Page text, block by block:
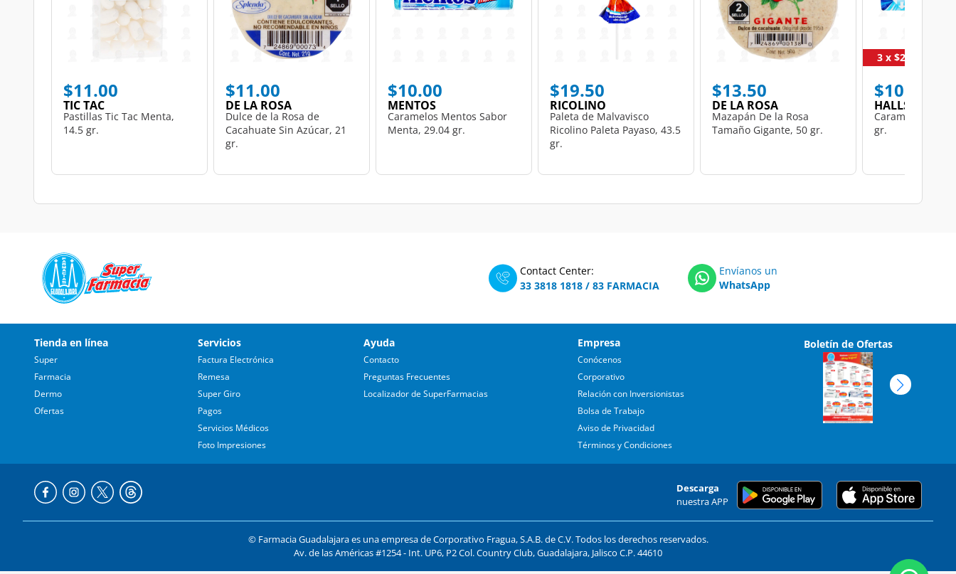
$11.00
TIC TAC
Pastillas Tic Tac Menta,
14.5 gr.
$11.00
DE LA ROSA
Dulce de la Rosa de
Cacahuate Sin Azúcar, 21
gr.
$10.00
MENTOS
Caramelos Mentos Sabor
Menta, 29.04 gr.
$19.50
RICOLINO
Paleta de Malvavisco
Ricolino Paleta Payaso, 43.5
gr.
$13.50
DE LA ROSA
Mazapán De la Rosa
Tamaño Gigante, 50 gr.
$10.00
HALLS
Caramelo Halls
gr.
3 x $20
Contact Center:
33 3818 1818 / 83 FARMACIA
Envíanos un
WhatsApp
Tienda en línea
Super
Farmacia
Dermo
Ofertas
Servicios
Factura Electrónica
Remesa
Super Giro
Pagos
Servicios Médicos
Foto Impresiones
Ayuda
Contacto
Preguntas Frecuentes
Localizador de SuperFarmacias
Empresa
Conócenos
Corporativo
Relación con Inversionistas
Bolsa de Trabajo
Aviso de Privacidad
Términos y Condiciones
Boletín de Ofertas
Descarga
nuestra APP
© Farmacia Guadalajara es una empresa de Corporativo Fragua, S.A.B. de C.V. Todos los derechos reservados.
Av. de las Américas #1254 - Int. UP6, P2 Col. Country Club, Guadalajara, Jalisco C.P. 44610